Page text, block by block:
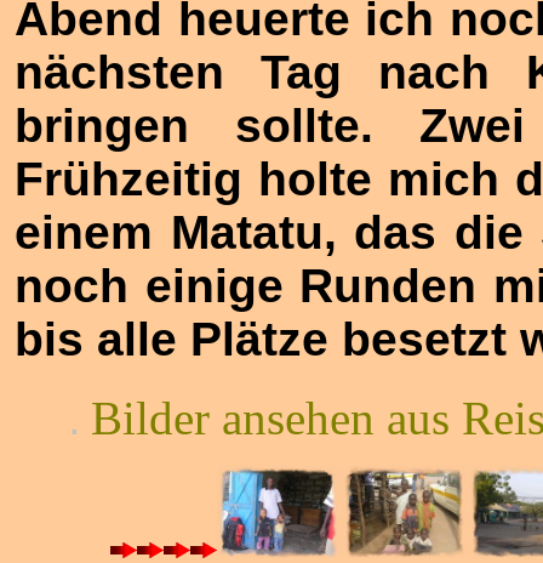
Abend heuerte ich
nächsten Tag nach
bringen sollte.
Frühzeitig holte mich
einem Matatu, das
noch einige Runden
bis alle Plätze besetzt
. Bilder ansehen aus